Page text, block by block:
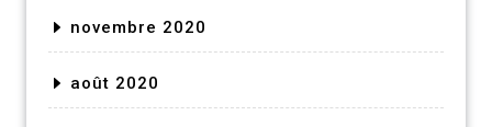
novembre 2020
août 2020